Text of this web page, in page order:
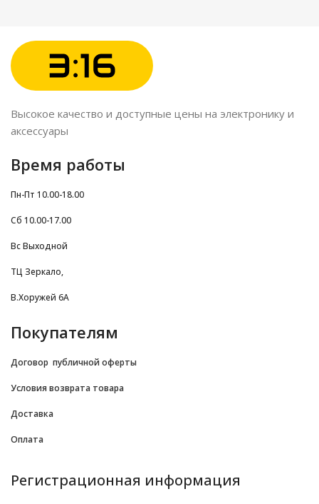
Высокое качество и доступные цены на электронику и
аксессуары
Время работы
Пн-Пт 10.00-18.00
Сб 10.00-17.00
Вс Выходной
ТЦ Зеркало,
В.Хоружей 6А
Покупателям
Договор публичной оферты
Условия возврата товара
Доставка
Оплата
Регистрационная информация